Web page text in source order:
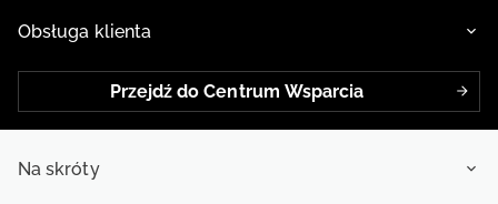
Obsługa klienta
Przejdź do Centrum Wsparcia
Na skróty